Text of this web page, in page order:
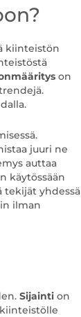
kiinteistön
on
juuri ne
auttaa
käytössään
tekijät yhdessä
ilman
Sijainti on